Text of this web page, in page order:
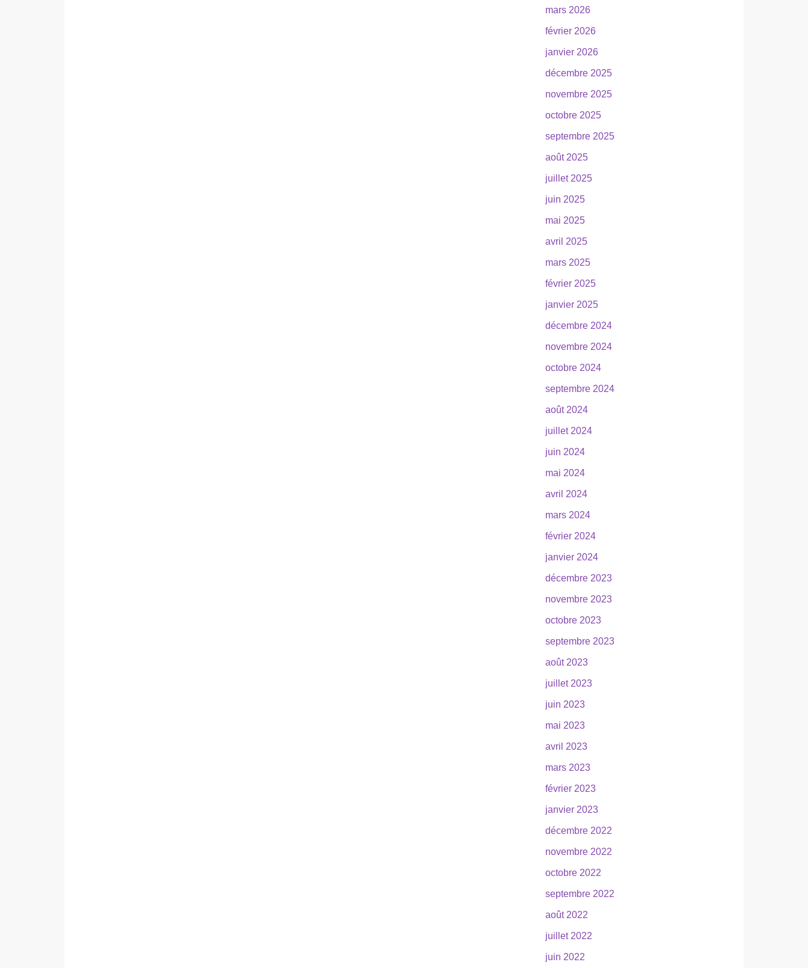
mars 2026
février 2026
janvier 2026
décembre 2025
novembre 2025
octobre 2025
septembre 2025
août 2025
juillet 2025
juin 2025
mai 2025
avril 2025
mars 2025
février 2025
janvier 2025
décembre 2024
novembre 2024
octobre 2024
septembre 2024
août 2024
juillet 2024
juin 2024
mai 2024
avril 2024
mars 2024
février 2024
janvier 2024
décembre 2023
novembre 2023
octobre 2023
septembre 2023
août 2023
juillet 2023
juin 2023
mai 2023
avril 2023
mars 2023
février 2023
janvier 2023
décembre 2022
novembre 2022
octobre 2022
septembre 2022
août 2022
juillet 2022
juin 2022